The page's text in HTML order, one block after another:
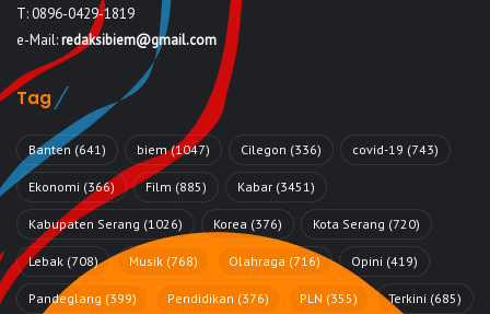
T: 0896-0429-1819
e-Mail:redaksibiem@gmail.com
Tag
Banten (641) biem(1047) Cilegon (336) covid-19 (743)
Ekonomi (366) Film (885) Kabar (3451)
Kabupaten Serang (1026) Korea (376) Kota Serang (720)
Lebak (708) Musik (768) Olahraga (716) Opini (419)
Pandeglang (399) Pendidikan (376) PLN (355) Terkini (685)